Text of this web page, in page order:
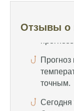
Отзывы о
точным.
Прогноз
рыбалки